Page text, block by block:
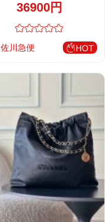
36900円
佐川急便 HOT